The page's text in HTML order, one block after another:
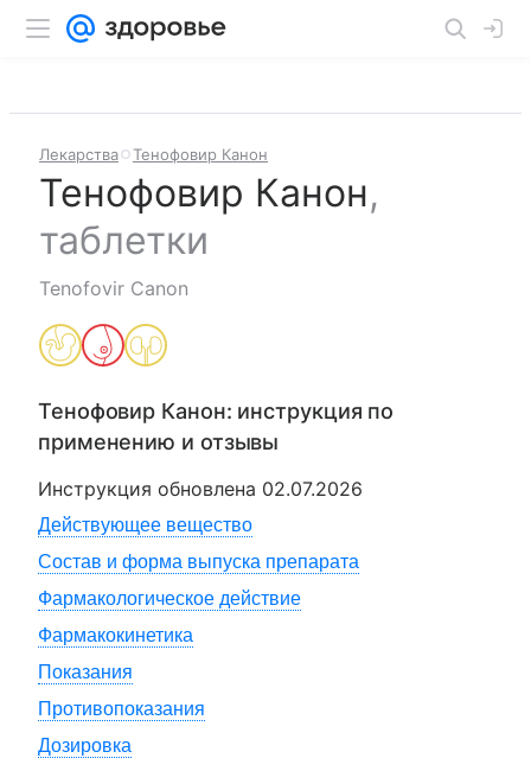
Лекарства Тенофовир Канон
Тенофовир Канон,
таблетки
Tenofovir Canon
Тенофовир Канон: инструкция по
применению и отзывы
Инструкция обновлена 02.07.2026
Действующее вещество
Состав и форма выпуска препарата
Фармакологическое действие
Фармакокинетика
Показания
Противопоказания
Дозировка